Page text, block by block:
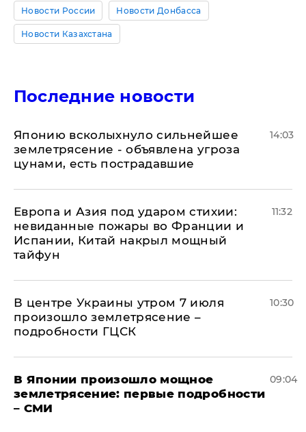
Новости России Новости Донбасса
Новости Казахстана
Последние новости
Японию всколыхнуло сильнейшее
землетрясение - объявлена угроза
цунами, есть пострадавшие
14:03
Европа и Азия под ударом стихии:
невиданные пожары во Франции и
Испании, Китай накрыл мощный
тайфун
11:32
В центре Украины утром 7 июля
произошло землетрясение –
подробности ГЦСК
10:30
В Японии произошло мощное
землетрясение: первые подробности
– СМИ
09:04